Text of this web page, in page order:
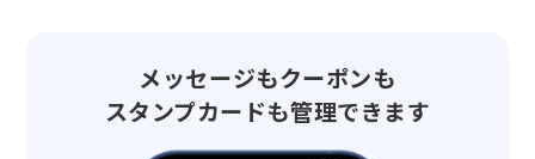
メッセージもクーポンも
スタンプカードも管理できます